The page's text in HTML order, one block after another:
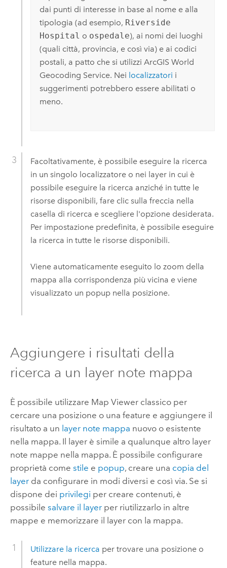
dai punti di interesse in base al nome e alla
tipologia (ad esempio, Riverside
Hospital o ospedale), ai nomi dei luoghi
(quali città, provincia, e così via) e ai codici
postali, a patto che si utilizzi ArcGIS World
Geocoding Service. Nei localizzatori i
suggerimenti potrebbero essere abilitati o
meno.
Facoltativamente, è possibile eseguire la ricerca
in un singolo localizzatore o nei layer in cui è
possibile eseguire la ricerca anziché in tutte le
risorse disponibili, fare clic sulla freccia nella
casella di ricerca e scegliere l'opzione desiderata.
Per impostazione predefinita, è possibile eseguire
la ricerca in tutte le risorse disponibili.
Viene automaticamente eseguito lo zoom della
mappa alla corrispondenza più vicina e viene
visualizzato un popup nella posizione.
Aggiungere i risultati della
ricerca a un layer note mappa
È possibile utilizzare Map Viewer classicoper
cercare una posizione o una feature e aggiungere il
risultato a un layer note mappa nuovo o esistente
nella mappa. Il layer è simile a qualunque altro layer
note mappe nella mappa. È possibile configurare
proprietà come stile e popup, creare una copia del
layerda configurare in modi diversi e così via. Se si
dispone dei privilegi per creare contenuti, è
possibile salvare il layerper riutilizzarlo in altre
mappe e memorizzare il layer con la mappa.
Utilizzare la ricerca per trovare una posizione o
feature nella mappa.